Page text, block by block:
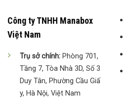
Công ty TNHH Manabox
Việt Nam
Trụ sở chính: Phòng 701,
Tầng 7, Tòa Nhà 3D, Số 3
Duy Tân, Phường Cầu Giấ
y, Hà Nội, Việt Nam